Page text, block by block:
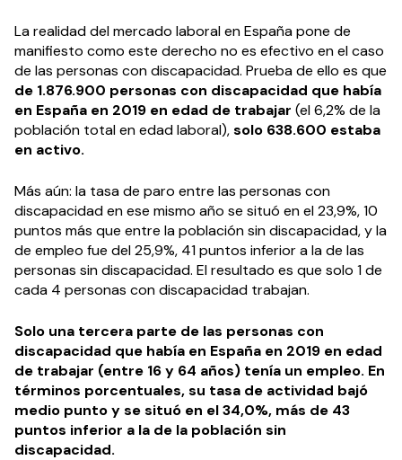
La realidad del mercado laboral en España pone de
manifiesto como este derecho no es efectivo en el caso
de las personas con discapacidad. Prueba de ello es que
de 1.876.900 personas con discapacidad que había
en España en 2019 en edad de trabajar (el 6,2% de la
población total en edad laboral),solo 638.600 estaba
en activo.
Más aún: la tasa de paro entre las personas con
discapacidad en ese mismo año se situó en el 23,9%, 10
puntos más que entre la población sin discapacidad, y la
de empleo fue del 25,9%, 41 puntos inferior a la de las
personas sin discapacidad. El resultado es que solo 1 de
cada 4 personas con discapacidad trabajan.
Solo una tercera parte de las personas con
discapacidad que había en España en 2019 en edad
de trabajar (entre 16 y 64 años) tenía un empleo. En
términos porcentuales, su tasa de actividad bajó
medio punto y se situó en el 34,0%, más de 43
puntos inferior a la de la población sin
discapacidad.